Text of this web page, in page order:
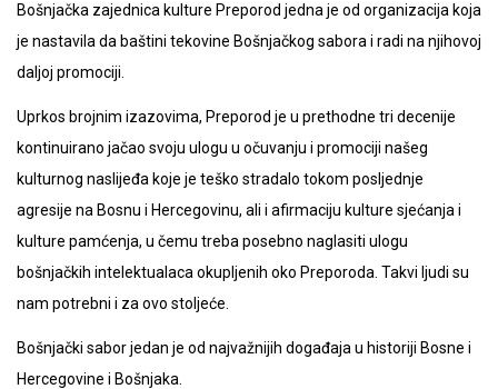
Bošnjačka zajednica kulture Preporod jedna je od organizacija koja
je nastavila da baštini tekovine Bošnjačkog sabora i radi na njihovoj
daljoj promociji.
Uprkos brojnim izazovima, Preporod je u prethodne tri decenije
kontinuirano jačao svoju ulogu u očuvanju i promociji našeg
kulturnog naslijeđa koje je teško stradalo tokom posljednje
agresije na Bosnu i Hercegovinu, ali i afirmaciju kulture sjećanja i
kulture pamćenja, u čemu treba posebno naglasiti ulogu
bošnjačkih intelektualaca okupljenih oko Preporoda. Takvi ljudi su
nam potrebni i za ovo stoljeće.
Bošnjački sabor jedan je od najvažnijih događaja u historiji Bosne i
Hercegovine i Bošnjaka.